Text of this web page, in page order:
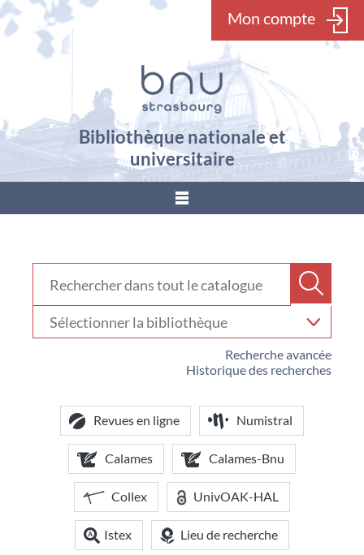
Mon compte
Bibliothèque nationale et
universitaire
???
Recherche avancée
Historique des recherches
votre
bibliothèque
Revues en ligne Numistral
Calames Calames-Bnu
Collex UnivOAK-HAL
Istex Lieu de recherche